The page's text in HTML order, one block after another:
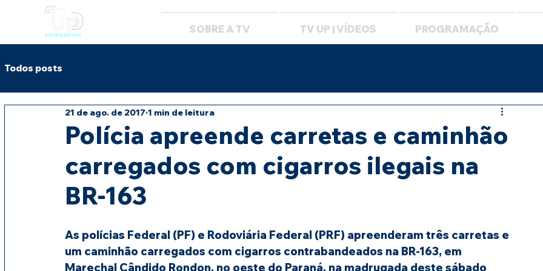
SOBRE A TV TV UP | VÍDEOS PROGRAMAÇÃO
Todos posts
Polícia apreende carretas e caminhão
carregados com cigarros ilegais na
BR-163
21 de ago. de 2017 1 min de leitura
As polícias Federal (PF) e Rodoviária Federal (PRF) apreenderam três carretas e
um caminhão carregados com cigarros contrabandeados na BR-163, em
Marechal Cândido Rondon, no oeste do Paraná, na madrugada deste sábado